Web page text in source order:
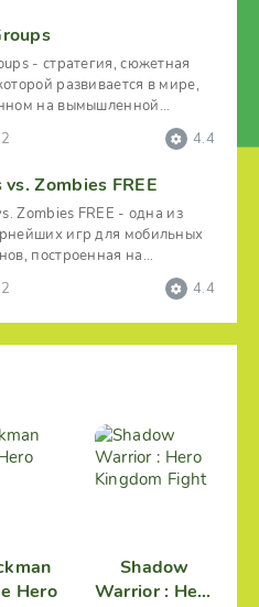
- стратегия, сюжетная
развивается в мире,
на вымышленной
S.T.A.L.K.E.R. В
4.4
Zombies FREE
Zombies FREE - одна из
игр для мобильных
построенная на
о противоборстве
4.4
Hero
Shadow
Warrior : Hero